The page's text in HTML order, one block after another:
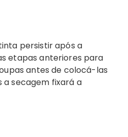
persistir após a
etapas anteriores para
antes de colocá-las
a secagem fixará a